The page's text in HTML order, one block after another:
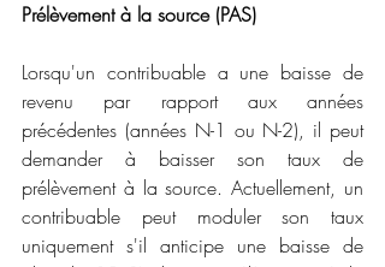
Prélèvement à la source (PAS)
Lorsqu'un contribuable a une baisse de
revenu par rapport aux années
précédentes (années N-1 ou N-2), il peut
demander à baisser son taux de
prélèvement à la source. Actuellement, un
contribuable peut moduler son taux
uniquement s'il anticipe une baisse de